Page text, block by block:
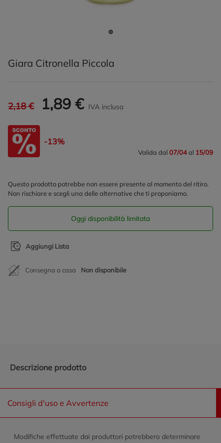
Giara Citronella Piccola
2,18 € 1,89 € IVA inclusa
-13%
Valida dal 07/04al 15/09
Questo prodotto potrebbe non essere presente al momento del ritiro.
Non rischiare e scegli una delle alternative che ti proponiamo.
Oggi disponibilità limitata
Aggiungi Lista
Consegna a casa Non disponibile
Descrizione prodotto
Consigli d'uso e Avvertenze
Modifiche effettuate dai produttori potrebbero determinare